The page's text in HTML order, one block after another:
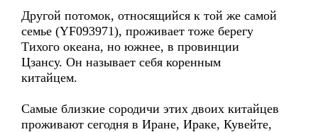
Другой потомок, относящийся к той же самой
семье (YF093971), проживает тоже берегу
Тихого океана, но южнее, в провинции
Цзансу. Он называет себя коренным
китайцем.
Самые близкие сородичи этих двоих китайцев
проживают сегодня в Иране, Ираке, Кувейте,